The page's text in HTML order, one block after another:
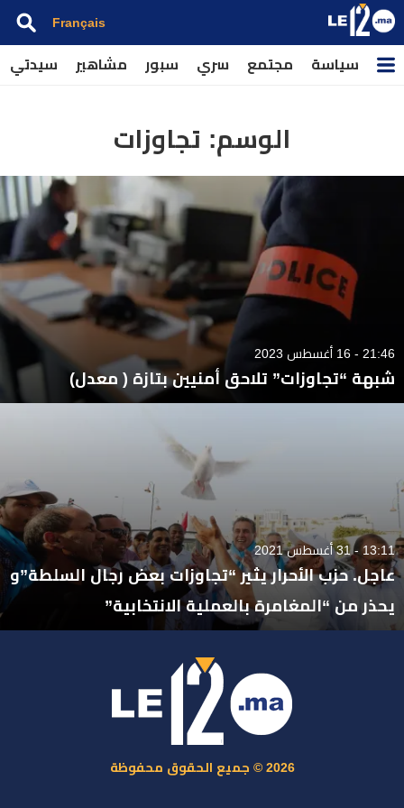
Français
سياسة مجتمع سري سبور مشاهير سيدتي
الوسم: تجاوزات
21:46 - 16 أغسطس 2023
شبهة “تجاوزات” تلاحق أمنيين بتازة ( معدل)
13:11 - 31 أغسطس 2021
عاجل. حزب الأحرار يثير “تجاوزات بعض رجال السلطة”و
يحذر من “المغامرة بالعملية الانتخابية”
2026 © جميع الحقوق محفوظة